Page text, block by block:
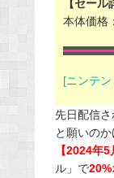
【セール
本体価格
[ニンテ
先日配信
と願いの
【2024年5
ル」で20%